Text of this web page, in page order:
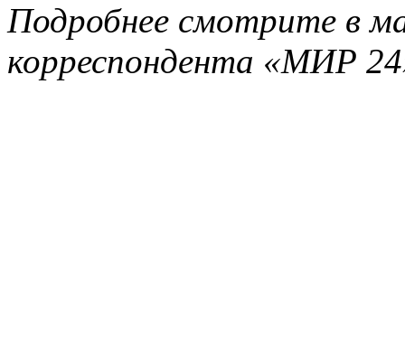
Подробнее смотрите в
корреспондента «МИР